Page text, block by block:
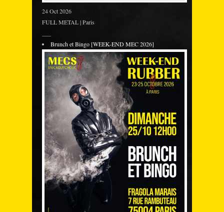
24 Oct 2026
FULL METAL | Paris
Brunch et Bingo [WEEK-END MEC 2026]